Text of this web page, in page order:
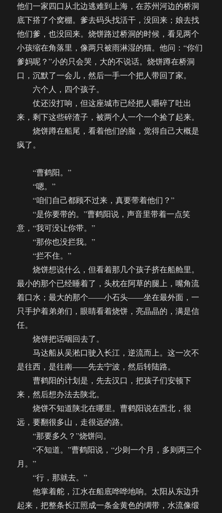
他们一家四口从北边逃难到上海，在苏州河边的桥洞
底下搭了个窝棚。爹去码头找活干，没回来；娘去找
他们爹，也没回来。烧饼路过桥洞的时候，看见两个
小孩缩在角落里，像两只被雨淋湿的猫。他问：“你们
爹妈呢？”小的只会哭，大的不说话。烧饼蹲在桥洞
口，沉默了一会儿，然后一手一个把人带回了家。
六个人，四个孩子。
仗还没打响，但这座城市已经把人嚼碎了吐出
来，剩下这些碎渣子，被两个人一个一个捡了起来。
烧饼蹲在船尾，看着他们的脸，觉得自己大概是
疯了。
“曹鹤阳。”
“嗯。”
“咱们自己都顾不过来，真要带着他们？”
“是你要带的。”曹鹤阳说，声音里带着一点笑
意，“我可没让你带。”
“那你也没拦我。”
“拦不住。”
烧饼想说什么，但看着那几个孩子挤在船舱里。
最小的那个已经睡着了，头枕在阿草的腿上，嘴角流
着口水；最大的那个——小石头——坐在最外面，一
只手护着弟弟们，眼睛看着烧饼，亮晶晶的，满是信
任。
烧饼把话咽回去了。
马达船从吴淞口驶入长江，逆流而上。这一次不
是往西，是往南——先去宁波，然后转陆路。
曹鹤阳的计划是，先去汉口，把孩子们安顿下
来，然后想办法去陕北。
烧饼不知道陕北在哪里。曹鹤阳说在西北，很
远，要翻很多山，走很远的路。
“那要多久？”烧饼问。
“不知道。”曹鹤阳说，“少则一个月，多则两三个
月。”
“行，那就去。”
他掌着舵，江水在船底哗哗地响。太阳从东边升
起来，把整条长江照成一条金黄色的绸带，水流像缎